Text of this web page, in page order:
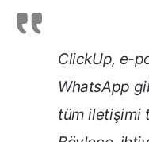
ClickUp, e-
WhatsApp
tüm iletişimi